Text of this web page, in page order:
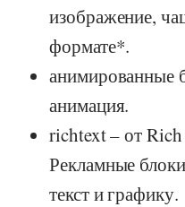
изображение,
формате*.
анимированные
анимация.
richtext – от
Рекламные
текст и графику.